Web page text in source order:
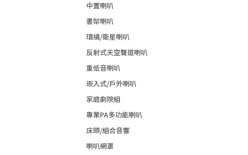
中置喇叭
書架喇叭
環繞/衛星喇叭
反射式天空聲道喇叭
重低音喇叭
崁入式/戶外喇叭
家庭劇院組
專業PA多功能喇叭
床頭/組合音響
喇叭網罩